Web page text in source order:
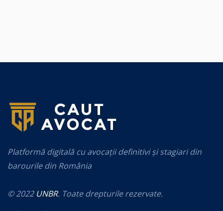
Platformă digitală cu avocații definitivi și stagiari din
barourile din România
© 2022 UNBR. Toate drepturile rezervate.